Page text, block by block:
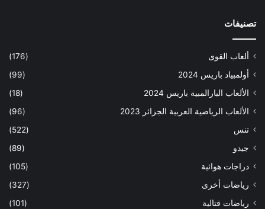
تصنيفات
ألعاب القوى
(176)
أولمبياد باريس 2024
(99)
الألعاب البارالمبية باريس 2024
(18)
الألعاب الرياضية العربية الجزائر 2023
(96)
تنس
(522)
جيدو
(89)
دراجات هوائية
(105)
رياضات أخرى
(327)
رياضات قتالية
(101)